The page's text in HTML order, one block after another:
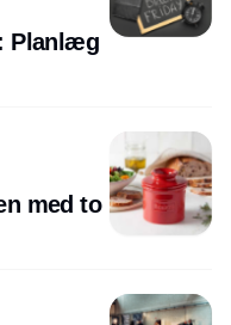
Planlæg
med to